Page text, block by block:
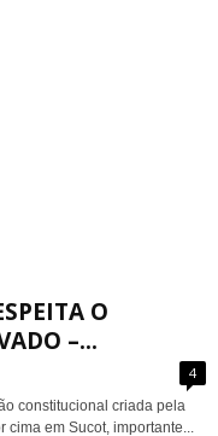
O
–...
4
constitucional criada pela
cima em Sucot, importante...